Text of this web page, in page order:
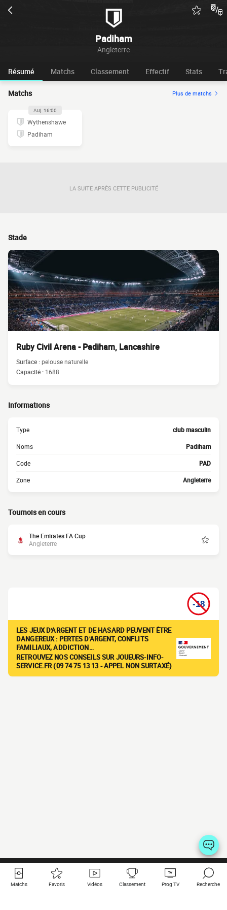
Padiham
Angleterre
Résumé Matchs Classement Effectif Stats
Matchs Plus de matchs
Auj. 16:00
Wythenshawe
Padiham
LA SUITE APRÈS CETTE PUBLICITÉ
Stade
Ruby Civil Arena - Padiham, Lancashire
Surface :pelouse naturelle
Capacité : 1688
Informations
Type club masculin
Noms Padiham
Code PAD
Zone Angleterre
Tournois en cours
The Emirates FA Cup
Angleterre
LES JEUX D'ARGENT ET DE HASARD PEUVENT ÊTRE
DANGEREUX : PERTES D'ARGENT, CONFLITS
FAMILIAUX, ADDICTION…
RETROUVEZ NOS CONSEILS SUR JOUEURS-INFO-
SERVICE.FR (09 74 75 13 13 - APPEL NON SURTAXÉ)
Matchs Favoris Vidéos Classement Prog TV Recherche